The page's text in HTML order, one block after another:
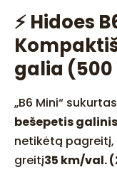
⚡ Hidoes
galia (500
„B6 Mini“
bešepetis
netikėtą
greitį35 km/val.